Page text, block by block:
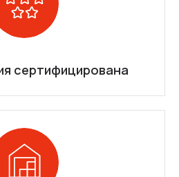
сертифицирована